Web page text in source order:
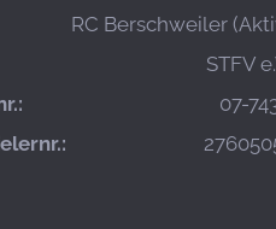
RC Berschweiler
STFV
07-